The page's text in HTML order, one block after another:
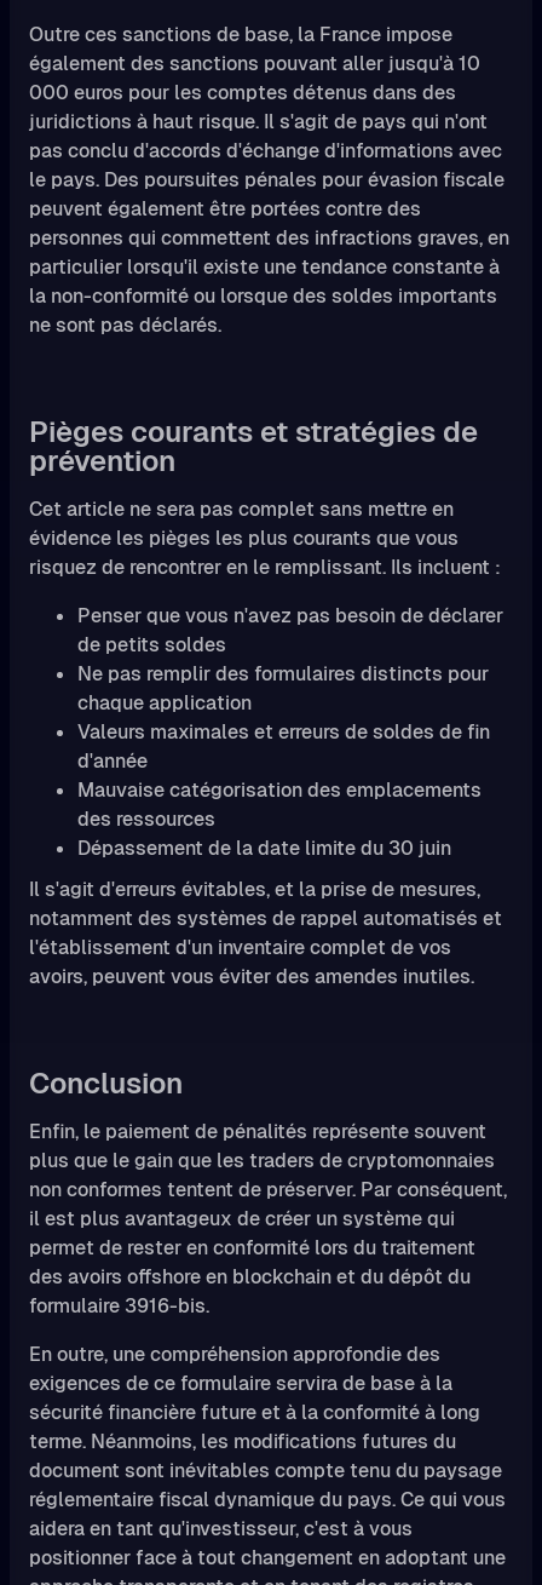
Outre ces sanctions de base, la France impose
également des sanctions pouvant aller jusqu'à 10
000 euros pour les comptes détenus dans des
juridictions à haut risque. Il s'agit de pays qui n'ont
pas conclu d'accords d'échange d'informations avec
le pays. Des poursuites pénales pour évasion fiscale
peuvent également être portées contre des
personnes qui commettent des infractions graves, en
particulier lorsqu'il existe une tendance constante à
la non-conformité ou lorsque des soldes importants
ne sont pas déclarés.
Pièges courants et stratégies de
prévention
Cet article ne sera pas complet sans mettre en
évidence les pièges les plus courants que vous
risquez de rencontrer en le remplissant. Ils incluent :
Penser que vous n'avez pas besoin de déclarer
de petits soldes
Ne pas remplir des formulaires distincts pour
chaque application
Valeurs maximales et erreurs de soldes de fin
d'année
Mauvaise catégorisation des emplacements
des ressources
Dépassement de la date limite du 30 juin
Il s'agit d'erreurs évitables, et la prise de mesures,
notamment des systèmes de rappel automatisés et
l'établissement d'un inventaire complet de vos
avoirs, peuvent vous éviter des amendes inutiles.
Conclusion
Enfin, le paiement de pénalités représente souvent
plus que le gain que les traders de cryptomonnaies
non conformes tentent de préserver. Par conséquent,
il est plus avantageux de créer un système qui
permet de rester en conformité lors du traitement
des avoirs offshore en blockchain et du dépôt du
formulaire 3916-bis.
En outre, une compréhension approfondie des
exigences de ce formulaire servira de base à la
sécurité financière future et à la conformité à long
terme. Néanmoins, les modifications futures du
document sont inévitables compte tenu du paysage
réglementaire fiscal dynamique du pays. Ce qui vous
aidera en tant qu'investisseur, c'est à vous
positionner face à tout changement en adoptant une